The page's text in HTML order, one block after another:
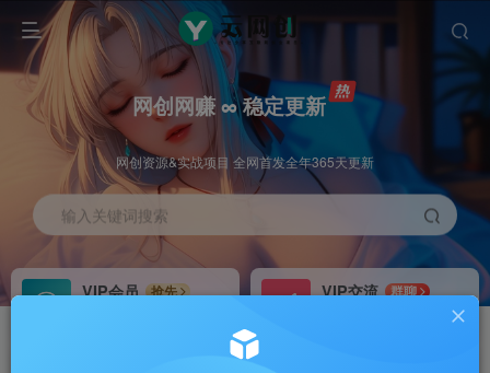
网创网赚 ∞ 稳定更新
网创资源&实战项目 全网首发全年365天更新
输入关键词搜索
VIP会员
抢先
VIP交流
群聊
研究探讨更多创业项目路子。